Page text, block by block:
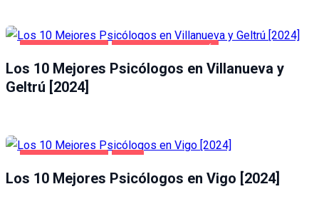
Los 10 Mejores Psicólogos en Villanueva y
Geltrú [2024]
Los 10 Mejores Psicólogos en Vigo [2024]